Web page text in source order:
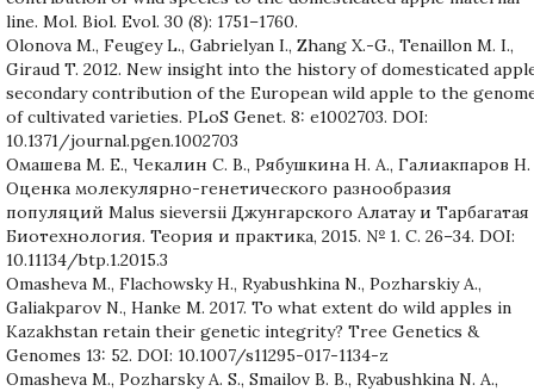
line. Mol. Biol. Evol. 30 (8): 1751–1760.
Olonova M., Feugey L., Gabrielyan I., Zhang X.-G., Tenaillon M. I.,
Giraud T. 2012. New insight into the history of domesticated
secondary contribution of the European wild apple to the
of cultivated varieties. PLoS Genet. 8: e1002703. DOI:
10.1371/journal.pgen.1002703
Омашева М. Е., Чекалин С. В., Рябушкина Н. А., Галиакпаров
Оценка молекулярно-генетического разнообразия
популяций Malus sieversii Джунгарского Алатау и
Биотехнология. Теория и практика, 2015. № 1. С. 26–34. DOI:
10.11134/btp.1.2015.3
Omasheva М., Flachowsky H., Ryabushkina N., Pozharskiy A.,
Galiakparov N., Hanke M. 2017. To what extent do wild apples in
Kazakhstan retain their genetic integrity? Tree Genetics &
Genomes 13: 52. DOI: 10.1007/s11295-017-1134-z
Omasheva М., Pozharsky A. S., Smailov B. B., Ryabushkina N. A.,